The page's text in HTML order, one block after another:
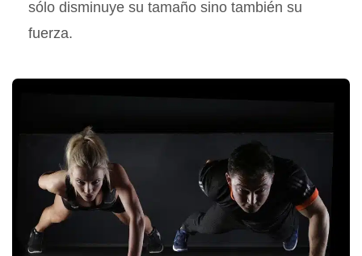
sólo disminuye su tamaño sino también su
fuerza.